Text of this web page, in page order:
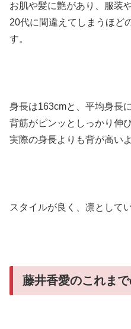
お肌や髪に艶があり、服装
20代に間違えてしまうほど
す。
身長は163cmと、平均身長
背筋がピンッとしっかり伸
実際の身長よりも背が高い
スタイルが良く、凛として
藤井香愛のこれまで